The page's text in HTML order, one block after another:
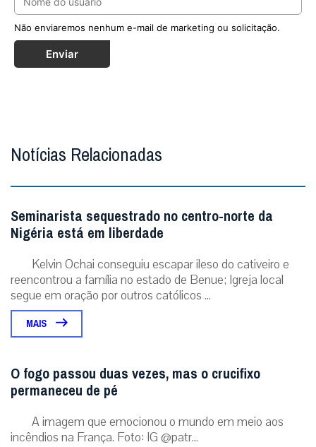
Não enviaremos nenhum e-mail de marketing ou solicitação.
Enviar
Notícias Relacionadas
Seminarista sequestrado no centro-norte da
Nigéria está em liberdade
Kelvin Ochai conseguiu escapar ileso do cativeiro e
reencontrou a família no estado de Benue; Igreja local
segue em oração por outros católicos ...
MAIS
O fogo passou duas vezes, mas o crucifixo
permaneceu de pé
A imagem que emocionou o mundo em meio aos
incêndios na França. Foto: IG @patr...